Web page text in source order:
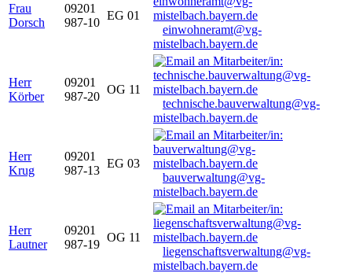
Frau
Dorsch
09201
987-10
EG 01
einwohneramt@vg-
mistelbach.bayern.de
Herr
Körber
09201
987-20
OG 11
technische.bauverwaltung@vg-
mistelbach.bayern.de
Herr
Krug
09201
987-13
EG 03
bauverwaltung@vg-
mistelbach.bayern.de
Herr
Lautner
09201
987-19
OG 11
liegenschaftsverwaltung@vg-
mistelbach.bayern.de